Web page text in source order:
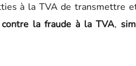
à la TVA de transmettre
la fraude à la TVA,